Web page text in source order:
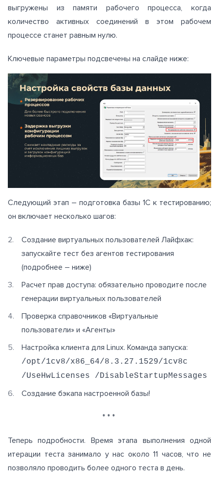
выгружены из памяти рабочего процесса, когда
количество активных соединений в этом рабочем
процессе станет равным нулю.
Ключевые параметры подсвечены на слайде ниже:
Следующий этап – подготовка базы 1С к тестированию;
он включает несколько шагов:
Создание виртуальных пользователей Лайфхак:
запускайте тест без агентов тестирования
(подробнее – ниже)
Расчет прав доступа: обязательно проводите после
генерации виртуальных пользователей
Проверка справочников «Виртуальные
пользователи» и «Агенты»
Настройка клиента для Linux. Команда запуска:
/opt/1cv8/x86_64/8.3.27.1529/1cv8c
/UseHwLicenses /DisableStartupMessages
Создание бэкапа настроенной базы!
* * *
Теперь подробности. Время этапа выполнения одной
итерации теста занимало у нас около 11 часов, что не
позволяло проводить более одного теста в день.